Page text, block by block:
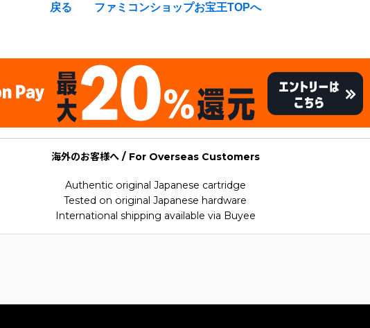
戻る ファミコンショップお宝王TOPへ
海外のお客様へ / For Overseas Customers
Authentic original Japanese cartridge
Tested on original Japanese hardware
International shipping available via Buyee